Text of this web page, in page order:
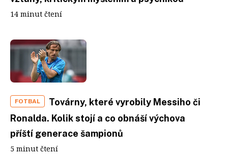
14 minut čtení
FOTBAL
Továrny, které vyrobily Messiho či
Ronalda. Kolik stojí a co obnáší výchova
příští generace šampionů
5 minut čtení